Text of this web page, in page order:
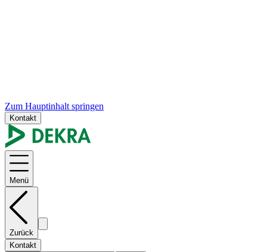
Zum Hauptinhalt springen
Kontakt
Menü
Zurück
Kontakt